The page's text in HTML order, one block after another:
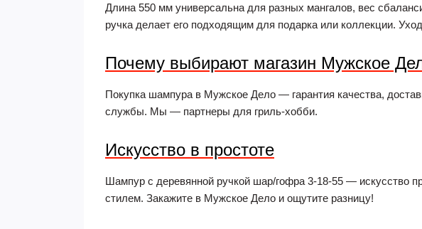
Длина 550 мм универсальна для разных мангалов, вес
ручка делает его подходящим для подарка или коллекции.
Почему выбирают магазин Мужское
Покупка шампура в Мужское Дело — гарантия качества,
службы. Мы — партнеры для гриль-хобби.
Искусство в простоте
Шампур с деревянной ручкой шар/гофра 3-18-55 — искусство
стилем. Закажите в Мужское Дело и ощутите разницу!